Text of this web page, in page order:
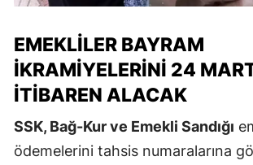
EMEKLILER BAYRAM
İKRAMIYELERINI 24
İTIBAREN ALACAK
SSK, Bağ-Kur ve Emekli Sandığı
ödemelerini tahsis numaralarına